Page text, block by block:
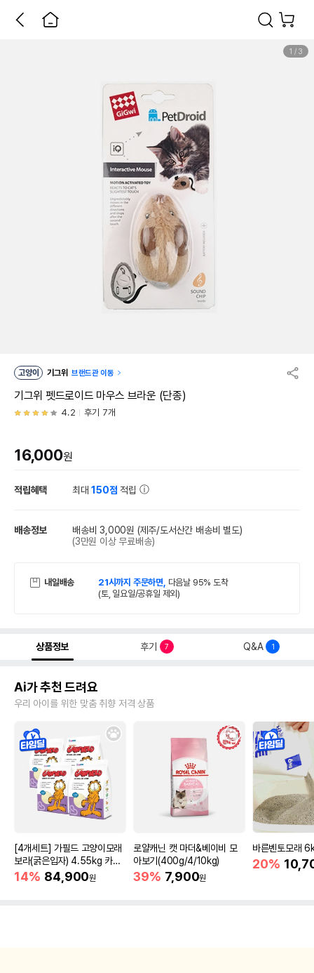
1 / 3
고양이 기그위 브랜드관 이동
기그위 펫드로이드 마우스 브라운 (단종)
4.2 후기 7개
16,000원
적립혜택 최대150점 적립
배송정보 배송비 3,000원 (제주/도서산간 배송비 별도)
(3만원 이상 무료배송)
내일배송 21시까지 주문하면, 다음날 95% 도착
(토, 일요일/공휴일 제외)
상품정보 후기 7 Q&A 1
Ai가 추천 드려요
우리 아이를 위한 맞춤 취향 저격 상품
[4개세트] 가필드 고양이모래
보라(굵은입자) 4.55kg 카사
바모래
14% 84,900원
로얄캐닌 캣 마더&베이비 모
아보기(400g/4/10kg)
39% 7,900원
바른벤토모래
20%